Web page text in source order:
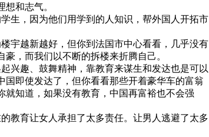
和志气。
生，因为他们用学到的人知识，帮外国人开拓市
宇越新越好，但你到法国市中心看看，几乎没有
，而我们以不断的拆楼来折腾自己。
兴趣、鼓舞精神，靠教育来谋生和发达也是可以
国即使发达了，但你看看那些开着豪华车的富翁
就知道，如果没有教育，中国再富裕也不会强
教育让女人承担了太多责任。让男人逃避了太多